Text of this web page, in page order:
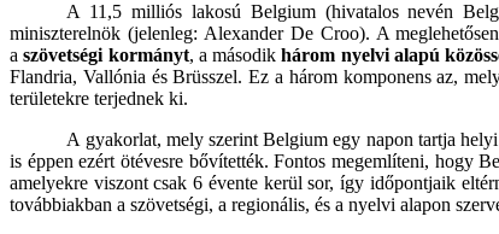
A 11,5 milliós lakosú Belgium (hivatalos nevén
miniszterelnök (jelenleg: Alexander De Croo). A
aszövetségi kormányt, a másodikhárom nyelvi alapú
Flandria, Vallónia és Brüsszel. Ez a három komponens az,
területekre terjednek ki.
A gyakorlat, mely szerint Belgium egy napon tartja
is éppen ezért ötévesre bővítették. Fontos megemlíteni, hogy
amelyekre viszont csak 6 évente kerül sor, így időpontjaik
továbbiakban a szövetségi, a regionális, és a nyelvi alapon